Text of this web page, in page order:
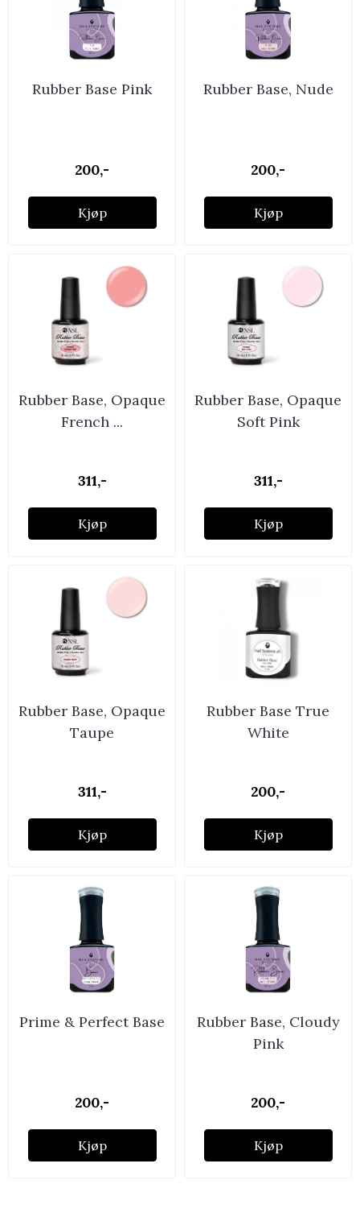
Rubber Base Pink
200,-
Kjøp
Rubber Base, Nude
200,-
Kjøp
Rubber Base, Opaque
French ...
311,-
Kjøp
Rubber Base, Opaque
Soft Pink
311,-
Kjøp
Rubber Base, Opaque
Taupe
311,-
Kjøp
Rubber Base True
White
200,-
Kjøp
Prime & Perfect Base
200,-
Kjøp
Rubber Base, Cloudy
Pink
200,-
Kjøp